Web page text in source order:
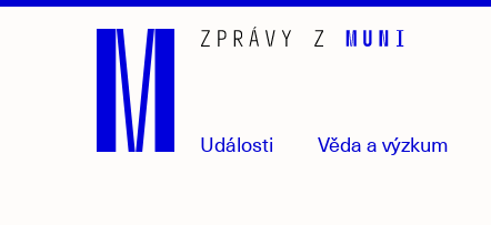
Události Věda a výzkum